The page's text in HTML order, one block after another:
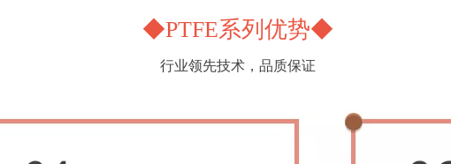
◆PTFE系列优势◆
行业领先技术，品质保证